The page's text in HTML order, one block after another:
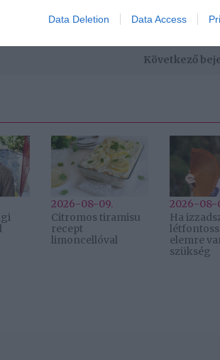
Data Deletion Data Access
Következő
2026-08-09.
Citromos tiramisu
recept
limoncellóval
2026-08-
Ha
elemre
szükség